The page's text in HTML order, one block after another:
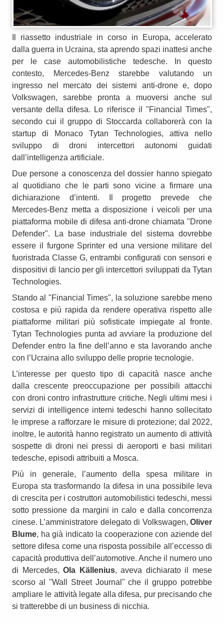
Il riassetto industriale in corso in Europa, accelerato
dalla guerra in Ucraina, sta aprendo spazi inattesi anche
per le case automobilistiche tedesche. In questo
contesto, Mercedes-Benz starebbe valutando un
ingresso nel mercato dei sistemi anti-drone e, dopo
Volkswagen, sarebbe pronta a muoversi anche sul
versante della difesa. Lo riferisce il "Financial Times",
secondo cui il gruppo di Stoccarda collaborerà con la
startup di Monaco Tytan Technologies, attiva nello
sviluppo di droni intercettori autonomi guidati
dall’intelligenza artificiale.
Due persone a conoscenza del dossier hanno spiegato
al quotidiano che le parti sono vicine a firmare una
dichiarazione d’intenti. Il progetto prevede che
Mercedes-Benz metta a disposizione i veicoli per una
piattaforma mobile di difesa anti-drone chiamata "Drone
Defender". La base industriale del sistema dovrebbe
essere il furgone Sprinter ed una versione militare del
fuoristrada Classe G, entrambi configurati con sensori e
dispositivi di lancio per gli intercettori sviluppati da Tytan
Technologies.
Stando al "Financial Times", la soluzione sarebbe meno
costosa e più rapida da rendere operativa rispetto alle
piattaforme militari più sofisticate impiegate al fronte.
Tytan Technologies punta ad avviare la produzione del
Defender entro la fine dell’anno e sta lavorando anche
con l’Ucraina allo sviluppo delle proprie tecnologie.
L’interesse per questo tipo di capacità nasce anche
dalla crescente preoccupazione per possibili attacchi
con droni contro infrastrutture critiche. Negli ultimi mesi i
servizi di intelligence interni tedeschi hanno sollecitato
le imprese a rafforzare le misure di protezione; dal 2022,
inoltre, le autorità hanno registrato un aumento di attività
sospette di droni nei pressi di aeroporti e basi militari
tedesche, episodi attribuiti a Mosca.
Più in generale, l’aumento della spesa militare in
Europa sta trasformando la difesa in una possibile leva
di crescita per i costruttori automobilistici tedeschi, messi
sotto pressione da margini in calo e dalla concorrenza
cinese. L’amministratore delegato di Volkswagen, Oliver
Blume, ha già indicato la cooperazione con aziende del
settore difesa come una risposta possibile all’eccesso di
capacità produttiva dell’automotive. Anche il numero uno
di Mercedes,Ola Källenius, aveva dichiarato il mese
scorso al "Wall Street Journal" che il gruppo potrebbe
ampliare le attività legate alla difesa, pur precisando che
si tratterebbe di un business di nicchia.